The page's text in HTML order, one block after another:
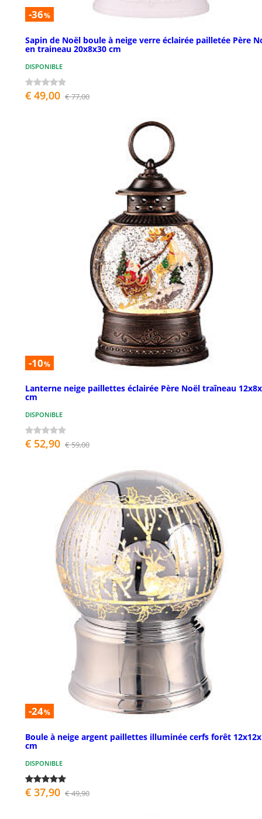
-36%
Sapin de Noël boule à neige verre éclairée pailletée Père
en traineau 20x8x30 cm
DISPONIBLE
€ 49,00 € 77,00
-10%
Lanterne neige paillettes éclairée Père Noël traîneau
cm
DISPONIBLE
€ 52,90 € 59,00
-24%
Boule à neige argent paillettes illuminée cerfs forêt
cm
DISPONIBLE
€ 37,90 € 49,90